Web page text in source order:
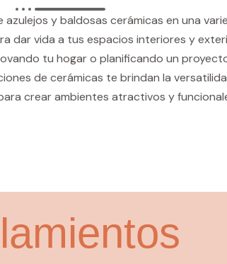
azulejos y baldosas cerámicas en una
dar vida a tus espacios interiores y
tu hogar o planificando un
de cerámicas te brindan la
crear ambientes atractivos y